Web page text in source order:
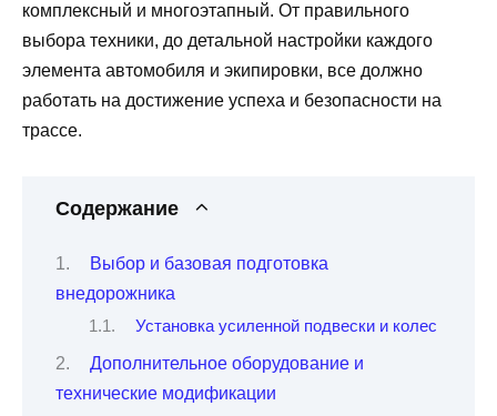
комплексный и многоэтапный. От правильного
выбора техники, до детальной настройки каждого
элемента автомобиля и экипировки, все должно
работать на достижение успеха и безопасности на
трассе.
Содержание
Выбор и базовая подготовка
внедорожника
Установка усиленной подвески и колес
Дополнительное оборудование и
технические модификации